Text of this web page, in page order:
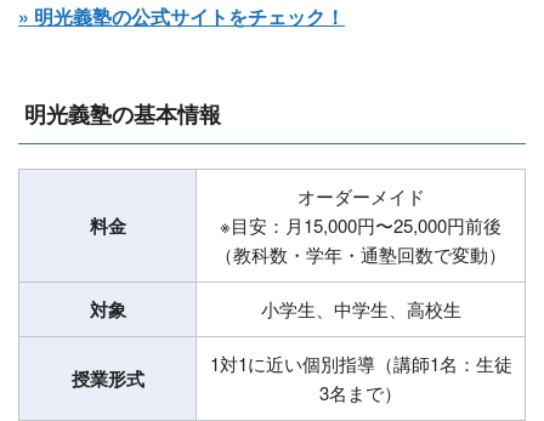
» 明光義塾の公式サイトをチェック！
明光義塾の基本情報
料金
オーダーメイド
※目安：月15,000円〜25,000円前後
（教科数・学年・通塾回数で変動）
対象 小学生、中学生、高校生
授業形式
1対1に近い個別指導（講師1名：生徒
3名まで）